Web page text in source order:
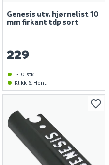
Genesis utv. hjørnelist 10
mm firkant tdp sort
229
1-10 stk
Klikk & Hent